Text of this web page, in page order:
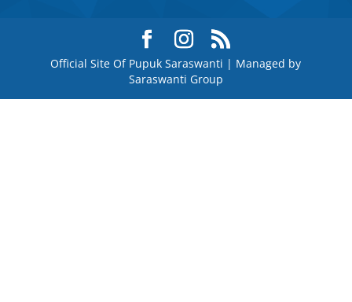
Official Site Of Pupuk Saraswanti | Managed by
Saraswanti Group